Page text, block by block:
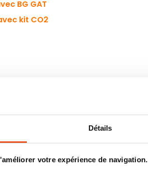
Détails
votre expérience de navigation.
BG GAT
kit CO2
l'un de nos clients, dans le
générale, les pièges ont été
taillis divers.